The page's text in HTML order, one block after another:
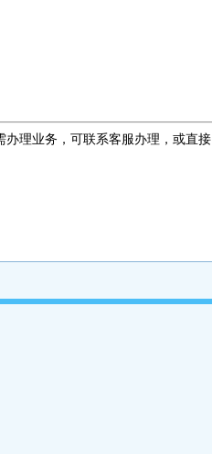
理业务，可联系客服办理，或直接